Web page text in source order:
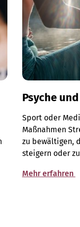
Psyche
Sport oder
Maßnahmen
zu bewältigen,
steigern oder
Mehr erfahren